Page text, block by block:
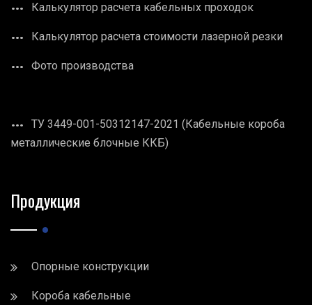
Калькулятор расчета кабельных проходок
Калькулятор расчета стоимости лазерной резки
Фото производства
ТУ 3449-001-50312147-2021 (Кабельные короба
металлические блочные ККБ)
Продукция
Опорные конструкции
Короба кабельные